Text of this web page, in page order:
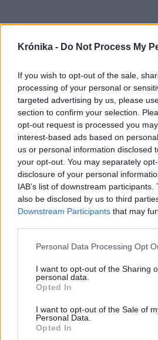
Krónika - Do Not Process My
If you wish to opt-out of the sale,
processing of your personal or
targeted advertising by us, please
section to confirm your selection.
opt-out request is processed you
interest-based ads based on
us or personal information disclosed
your opt-out. You may separately
disclosure of your personal
IAB’s list of downstream
also be disclosed by us to third
Downstream Participants that may
Personal Data Processing Opt
I want to opt-out of the Sharing
personal data.
Opted In
I want to opt-out of the Sale of
Personal Data.
Opted In
Hasznos
Impresszum
Szerzői jogok
Adatvédelmi tájékoztató
Cookie-kezelési
Nyomtatott lapjaink
Médiaajánlat
Sütibeállítások